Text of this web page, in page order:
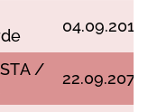
04.09.2017
/
22.09.207